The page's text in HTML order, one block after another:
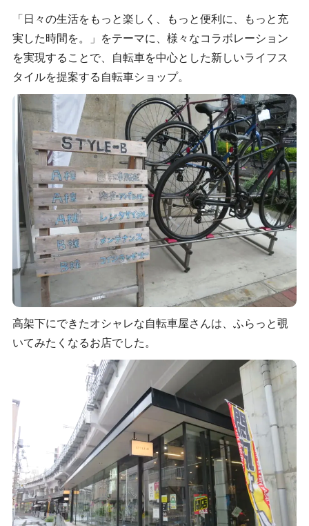
「日々の生活をもっと楽しく、もっと便利に、もっと充
実した時間を。」をテーマに、様々なコラボレーション
を実現することで、自転車を中心とした新しいライフス
タイルを提案する自転車ショップ。
高架下にできたオシャレな自転車屋さんは、ふらっと覗
いてみたくなるお店でした。